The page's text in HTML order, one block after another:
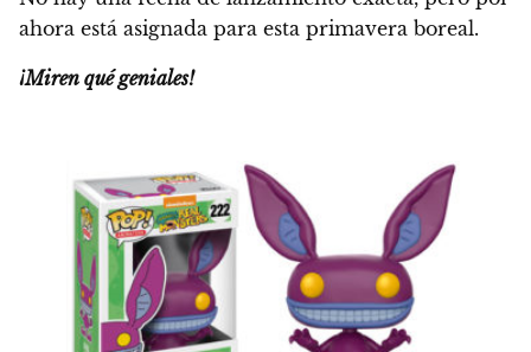
ahora está asignada para esta primavera boreal.
¡Miren qué geniales!